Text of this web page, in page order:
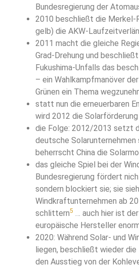
Bundesregierung der
2010 beschließt die Merkel-
gelb) die AKW-
2011 macht die gleiche
Grad-Drehung und
Fukushima-Unfalls das
– ein Wahlkampfmanöver
Grünen ein Thema
statt nun die erneuerbaren
wird 2012 die
die Folge: 2012/2013 setzt
deutsche
beherrscht China die
das gleiche Spiel bei der
Bundesregierung fördert
sondern blockiert sie; sie
Windkraftunternehmen ab
schlittern5
… auch hier ist
europäische Hersteller
2020: Während Solar- und
liegen, beschließt wieder die
den Ausstieg von der